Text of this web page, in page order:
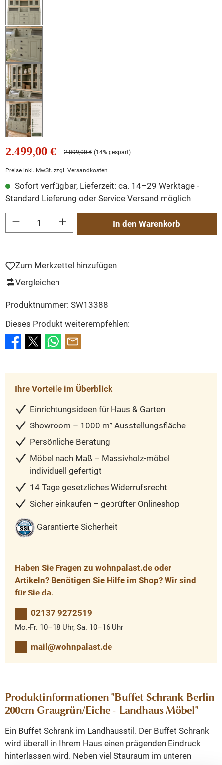
2.499,00 € 2.899,00 € (14% gespart)
Preise inkl. MwSt. zzgl. Versandkosten
Sofort verfügbar, Lieferzeit: ca. 14–29 Werktage -
Standard Lieferung oder Service Versand möglich
Produkt Anzahl: Gib den gewünschten Wert ein oder benutze die Schaltflächen
In den Warenkorb
Zum Merkzettel hinzufügen
Vergleichen
Produktnummer: SW13388
Dieses Produkt weiterempfehlen:
Ihre Vorteile im Überblick
Einrichtungsideen für Haus & Garten
Showroom – 1000 m² Ausstellungsfläche
Persönliche Beratung
Möbel nach Maß – Massivholz-möbel
individuell gefertigt
14 Tage gesetzliches Widerrufsrecht
Sicher einkaufen – geprüfter Onlineshop
Garantierte Sicherheit
Haben Sie Fragen zu wohnpalast.de oder
Artikeln? Benötigen Sie Hilfe im Shop? Wir sind
für Sie da.
02137 9272519
Mo.-Fr. 10–18 Uhr, Sa. 10–16 Uhr
mail@wohnpalast.de
Produktinformationen "Buffet Schrank Berlin
200cm Graugrün/Eiche - Landhaus Möbel"
Ein Buffet Schrank im Landhausstil. Der Buffet Schrank
wird überall in Ihrem Haus einen prägenden Eindruck
hinterlassen wird. Neben viel Stauraum im unteren